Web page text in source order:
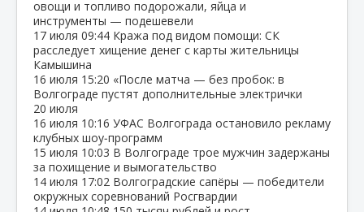
овощи и топливо подорожали, яйца и
инструменты — подешевели
17 июля 09:44 Кража под видом помощи: СК
расследует хищение денег с карты жительницы
Камышина
16 июля 15:20 «После матча — без пробок: в
Волгограде пустят дополнительные электрички
20 июля
16 июля 10:16 УФАС Волгограда остановило рекламу
клубных шоу‑программ
15 июля 10:03 В Волгограде трое мужчин задержаны
за похищение и вымогательство
14 июля 17:02 Волгоградские сапёры — победители
окружных соревнований Росгвардии